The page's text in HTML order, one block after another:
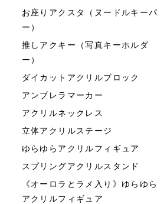
お座りアクスタ（ヌードルキーパ
ー）
推しアクキー（写真キーホルダ
ー）
ダイカットアクリルブロック
アンブレラマーカー
アクリルネックレス
立体アクリルステージ
ゆらゆらアクリルフィギュア
スプリングアクリルスタンド
《オーロラとラメ入り》ゆらゆら
アクリルフィギュア